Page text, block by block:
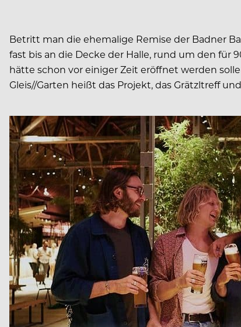
Betritt man die ehemalige Remise der Badner
fast bis an die Decke der Halle, rund um den für
hätte schon vor einiger Zeit eröffnet werden
Gleis//Garten heißt das Projekt, das Grätzltreff